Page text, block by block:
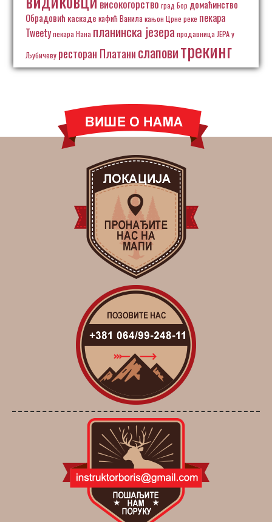
високогорство град Бор домаћинство
Обрадовић каскаде кафић Ванила кањон Црне реке пекара
Tweetyпекара Нана планинска језера продавница ЈЕРА у
Љубичеву ресторан Платанислаповитрекинг